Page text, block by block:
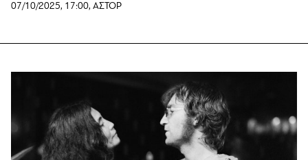
07/10/2025, 17:00, ΑΣΤΟΡ